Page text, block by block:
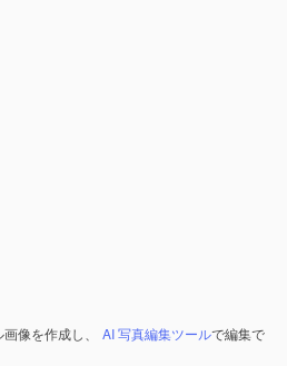
像を作成し、 AI 写真編集ツールで編集で